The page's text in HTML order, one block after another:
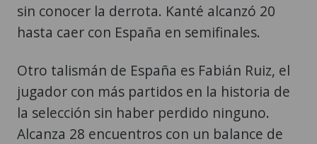
sin conocer la derrota. Kanté alcanzó 20
hasta caer con España en semifinales.
Otro talismán de España es Fabián Ruiz, el
jugador con más partidos en la historia de
la selección sin haber perdido ninguno.
Alcanza 28 encuentros con un balance de